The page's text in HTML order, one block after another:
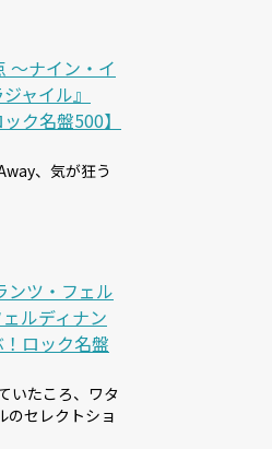
〜ナイン・イ
ャイル』
ク名盤500】
、気が狂う
ンツ・フェル
ルディナン
ロック名盤
いたころ、ワタ
のセレクトショ